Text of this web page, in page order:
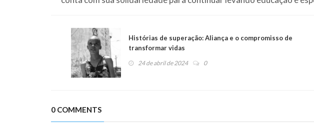
Histórias de superação: Aliança e o compromisso de
transformar vidas
24 de abril de 2024 0
0 COMMENTS